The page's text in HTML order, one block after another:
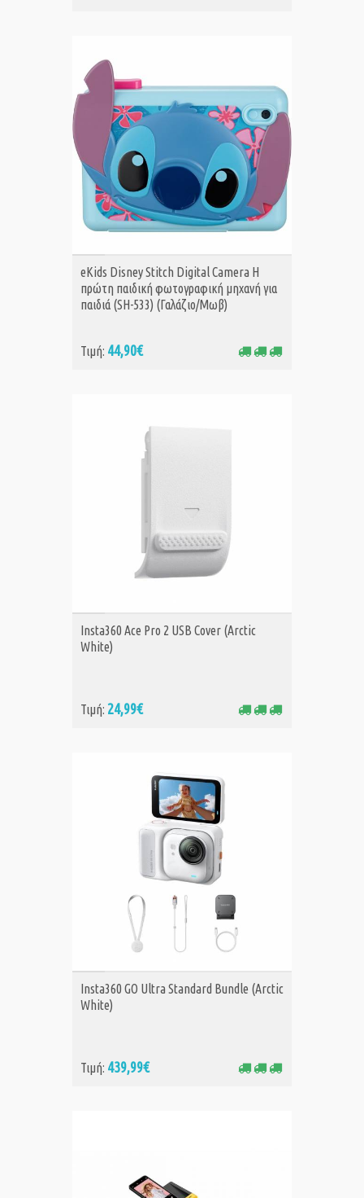
ΑΓΟΡΑ
eKids Disney Stitch Digital Camera H
πρώτη παιδική φωτογραφική μηχανή για
παιδιά (SH-533) (Γαλάζιο/Μωβ)
Τιμή: 44,90€
ΑΓΟΡΑ
Insta360 Ace Pro 2 USB Cover (Arctic
White)
Τιμή: 24,99€
ΑΓΟΡΑ
Insta360 GO Ultra Standard Bundle (Arctic
White)
Τιμή: 439,99€